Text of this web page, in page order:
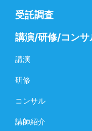
受託調査
講演/研修/コンサ
講演
研修
コンサル
講師紹介